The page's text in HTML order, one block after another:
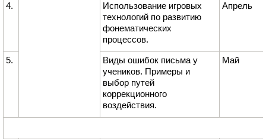
4.
Использование игровых
технологий по развитию
фонематических
процессов.
Апрель
5.
Виды ошибок письма у
учеников. Примеры и
выбор путей
коррекционного
воздействия.
Май